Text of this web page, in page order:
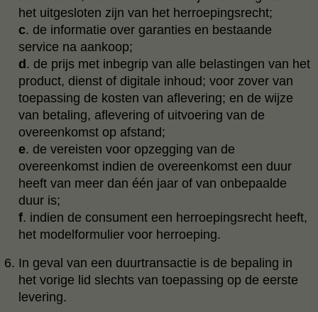
het uitgesloten zijn van het herroepingsrecht;
c. de informatie over garanties en bestaande
service na aankoop;
d . de prijs met inbegrip van alle belastingen van het
product, dienst of digitale inhoud; voor zover van
toepassing de kosten van aflevering; en de wijze
van betaling, aflevering of uitvoering van de
overeenkomst op afstand;
e. de vereisten voor opzegging van de
overeenkomst indien de overeenkomst een duur
heeft van meer dan één jaar of van onbepaalde
duur is;
f. indien de consument een herroepingsrecht heeft,
het modelformulier voor herroeping.
In geval van een duurtransactie is de bepaling in
het vorige lid slechts van toepassing op de eerste
levering.